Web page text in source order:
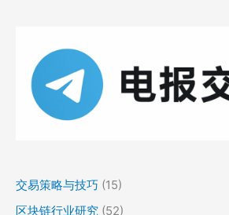
交易策略与技巧 (15)
区块链行业研究 (52)